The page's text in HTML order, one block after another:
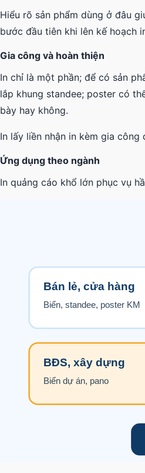
Hiểu rõ sản phẩm dùng ở đâu
bước đầu tiên khi lên kế hoạch
Gia công và hoàn thiện
In chỉ là một phần; để có sản
lắp khung standee; poster có
bày hay không.
In lấy liền nhận in kèm gia công
Ứng dụng theo ngành
In quảng cáo khổ lớn phục vụ